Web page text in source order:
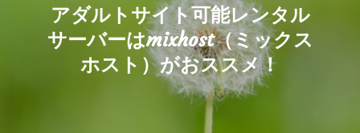
アダルトサイト可能レンタル
サーバーはmixhost（ミックス
ホスト）がおススメ！